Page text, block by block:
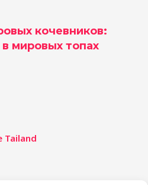
кочевников:
мировых топах